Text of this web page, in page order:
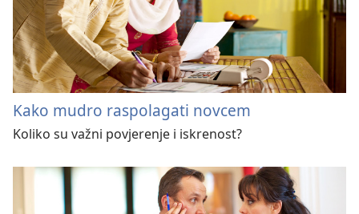
Kako mudro raspolagati novcem
Koliko su važni povjerenje i iskrenost?